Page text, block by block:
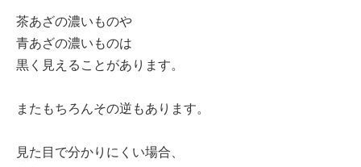
茶あざの濃いものや
青あざの濃いものは
黒く見えることがあります。
またもちろんその逆もあります。
見た目で分かりにくい場合、